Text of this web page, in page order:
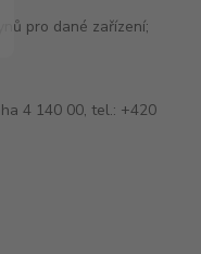
pro dané zařízení;
4 140 00, tel.: +420